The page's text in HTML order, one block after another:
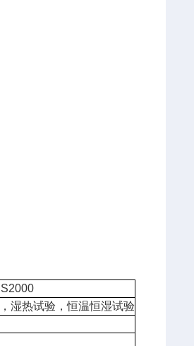
湿热试验，恒温恒湿试验